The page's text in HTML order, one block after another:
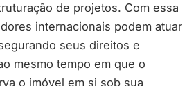
de projetos. Com essa
internacionais podem atuar
seus direitos e
mesmo tempo em que o
o imóvel em si sob sua